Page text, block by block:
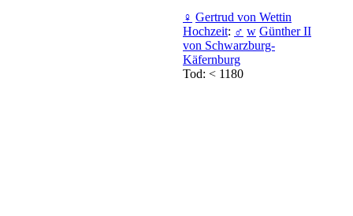
♀ Gertrud von Wettin
Hochzeit: ♂ w Günther II
von Schwarzburg-
Käfernburg
Tod: < 1180